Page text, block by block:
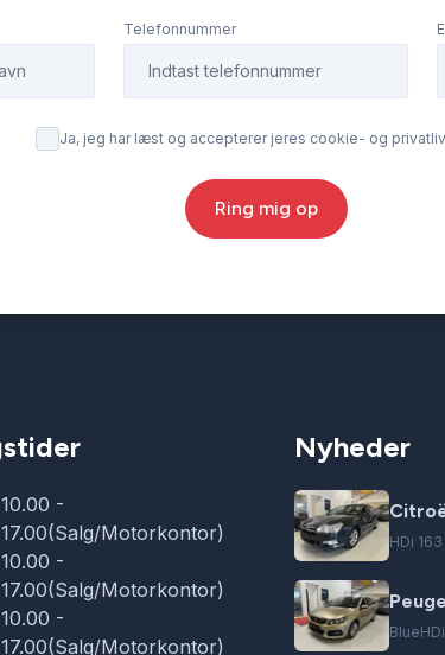
Telefonnummer
Ja, jeg har læst og accepterer jeres cookie- og
Ring mig op
10.00 -
17.00(Salg/Motorkontor)
10.00 -
17.00(Salg/Motorkontor)
10.00 -
17.00(Salg/Motorkontor)
Nyheder
HDi